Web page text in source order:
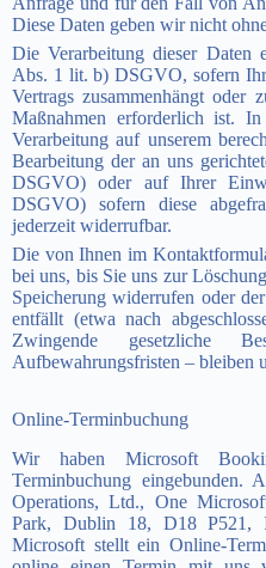
Diese Daten geben wir nicht
Die Verarbeitung dieser
Abs. 1 lit. b) DSGVO, sofern
Vertrags zusammenhängt oder
Maßnahmen erforderlich ist.
Verarbeitung auf unserem
Bearbeitung der an uns
DSGVO) oder auf Ihrer
DSGVO) sofern diese
jederzeit widerrufbar.
Die von Ihnen im
bei uns, bis Sie uns zur
Speicherung widerrufen oder
entfällt (etwa nach
Zwingende gesetzliche
Aufbewahrungsfristen – bleiben
Online-Terminbuchung
Wir haben Microsoft
Terminbuchung eingebunden.
Operations, Ltd., One
Park, Dublin 18, D18 P521,
Microsoft stellt ein Online-